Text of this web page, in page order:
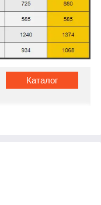
Каталог